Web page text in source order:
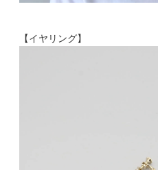
【イヤリング】